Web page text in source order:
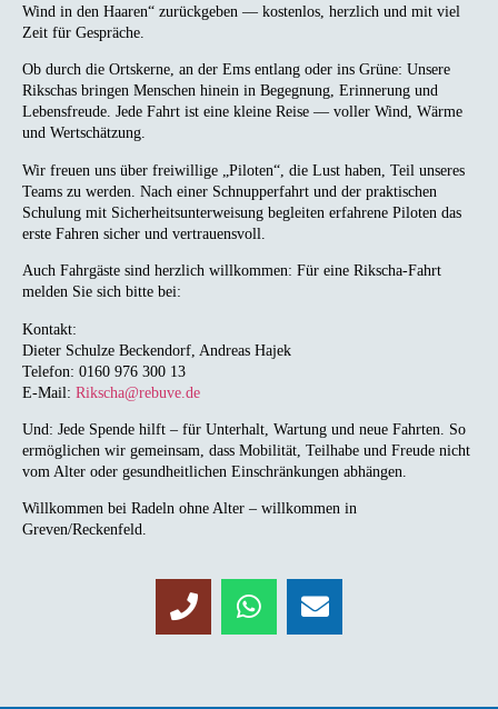
Wind in den Haaren“ zurückgeben — kostenlos, herzlich und mit viel
Zeit für Gespräche.
Ob durch die Ortskerne, an der Ems entlang oder ins Grüne: Unsere
Rikschas bringen Menschen hinein in Begegnung, Erinnerung und
Lebensfreude. Jede Fahrt ist eine kleine Reise — voller Wind, Wärme
und Wertschätzung.
Wir freuen uns über freiwillige „Piloten“, die Lust haben, Teil unseres
Teams zu werden. Nach einer Schnupperfahrt und der praktischen
Schulung mit Sicherheitsunterweisung begleiten erfahrene Piloten das
erste Fahren sicher und vertrauensvoll.
Auch Fahrgäste sind herzlich willkommen: Für eine Rikscha-Fahrt
melden Sie sich bitte bei:
Kontakt:
Dieter Schulze Beckendorf, Andreas Hajek
Telefon: 0160 976 300 13
E-Mail: Rikscha@rebuve.de
Und: Jede Spende hilft – für Unterhalt, Wartung und neue Fahrten. So
ermöglichen wir gemeinsam, dass Mobilität, Teilhabe und Freude nicht
vom Alter oder gesundheitlichen Einschränkungen abhängen.
Willkommen bei Radeln ohne Alter – willkommen in
Greven/Reckenfeld.